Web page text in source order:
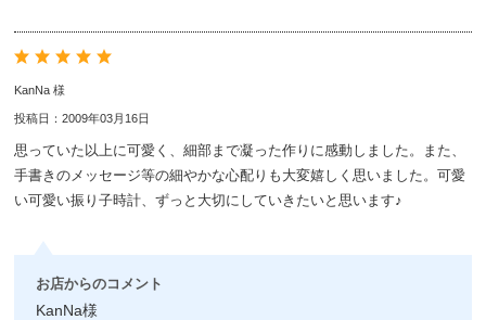
KanNa 様
投稿日：2009年03月16日
思っていた以上に可愛く、細部まで凝った作りに感動しました。また、
手書きのメッセージ等の細やかな心配りも大変嬉しく思いました。可愛
い可愛い振り子時計、ずっと大切にしていきたいと思います♪
お店からのコメント
KanNa様